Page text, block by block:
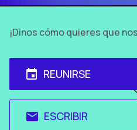
¡Dinos cómo quieres que
event REUNIRSE
email ESCRIBIR